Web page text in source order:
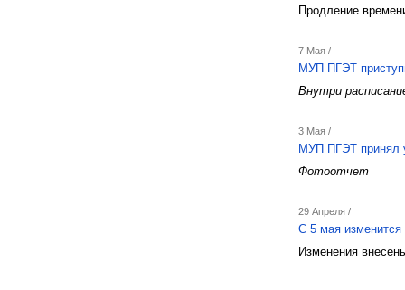
Продление
7 Мая /
МУП ПГЭТ
Внутри
3 Мая /
МУП ПГЭТ принял
Фотоотчет
29 Апреля /
С 5 мая
Изменения